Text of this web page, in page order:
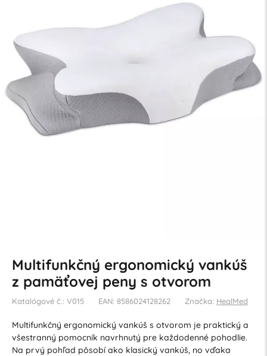
Multifunkčný ergonomický vankúš
z pamäťovej peny s otvorom
Katalógové č.: V015 EAN: 8586024128262 Značka: HealMed
Multifunkčný ergonomický vankúš s otvorom je praktický a
všestranný pomocník navrhnutý pre každodenné pohodlie.
Na prvý pohľad pôsobí ako klasický vankúš, no vďaka